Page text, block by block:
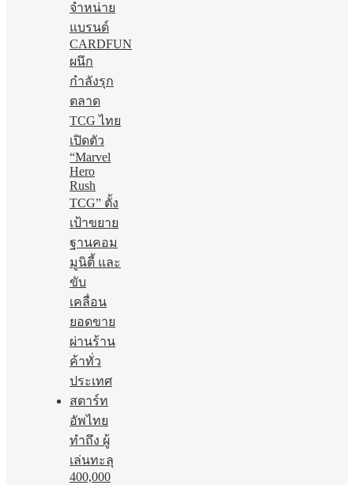
จำหน่าย
แบรนด์
CARDFUN
ผนึก
กำลังรุก
ตลาด
TCG ไทย
เปิดตัว
“Marvel
Hero
Rush
TCG” ตั้ง
เป้าขยาย
ฐานคอม
มูนิตี้ และ
ขับ
เคลื่อน
ยอดขาย
ผ่านร้าน
ค้าทั่ว
ประเทศ
สตาร์ท
อัพไทย
ทำถึง ผู้
เล่นทะลุ
400,000